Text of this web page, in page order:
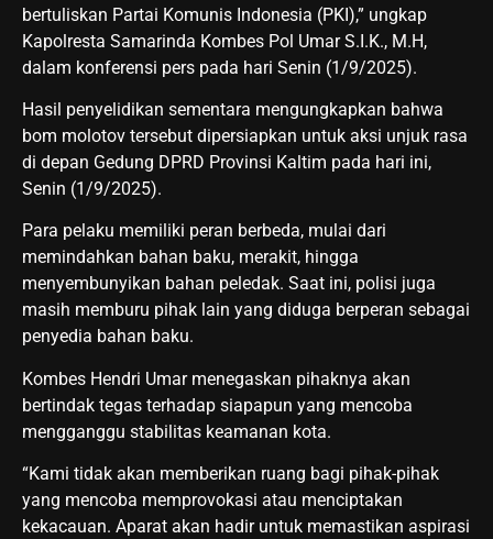
bertuliskan Partai Komunis Indonesia (PKI),” ungkap
Kapolresta Samarinda Kombes Pol Umar S.I.K., M.H,
dalam konferensi pers pada hari Senin (1/9/2025).
Hasil penyelidikan sementara mengungkapkan bahwa
bom molotov tersebut dipersiapkan untuk aksi unjuk rasa
di depan Gedung DPRD Provinsi Kaltim pada hari ini,
Senin (1/9/2025).
Para pelaku memiliki peran berbeda, mulai dari
memindahkan bahan baku, merakit, hingga
menyembunyikan bahan peledak. Saat ini, polisi juga
masih memburu pihak lain yang diduga berperan sebagai
penyedia bahan baku.
Kombes Hendri Umar menegaskan pihaknya akan
bertindak tegas terhadap siapapun yang mencoba
mengganggu stabilitas keamanan kota.
“Kami tidak akan memberikan ruang bagi pihak-pihak
yang mencoba memprovokasi atau menciptakan
kekacauan. Aparat akan hadir untuk memastikan aspirasi